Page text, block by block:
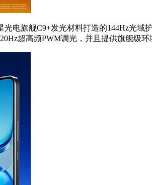
旗舰C9+发光材料打造的144Hz光域
超高频PWM调光，并且提供旗舰级环